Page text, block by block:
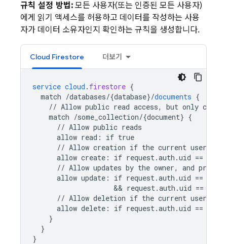
규칙 설정 방법: 모든 사용자(또는 인증된 모든 사용자)
에게 읽기 액세스를 허용하고 데이터를 작성하는 사용
자가 데이터 소유자인지 확인하는 규칙을 생성합니다.
Cloud Firestore 더보기
service cloud . firestore {
match /databases/{database}/documents {
// Allow public read access, but only
match /some_collection/{document} {
// Allow public reads
allow read : if true
// Allow creation if the current user
allow create : if request.auth .uid ==
// Allow updates by the owner, and prevent
allow update : if request.auth .uid ==
                    &&
request.auth .uid ==
// Allow deletion if the current user
allow delete : if request.auth .uid ==
}
}
}